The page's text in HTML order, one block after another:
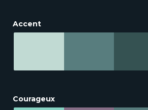
Accent
Courageux